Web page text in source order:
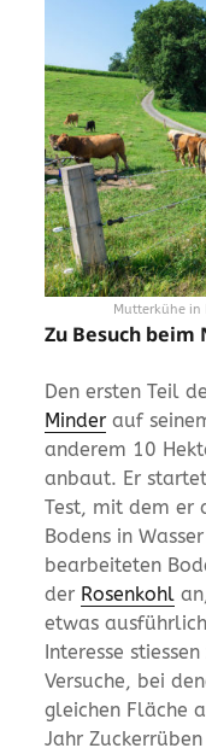
Mutterkühe
Zu Besuch beim
Den ersten Teil
Minder auf
anderem 10
anbaut. Er
Test, mit dem er
Bodens in
bearbeiteten
der Rosenkohl
etwas
Interesse
Versuche, bei
gleichen Fläche
Jahr